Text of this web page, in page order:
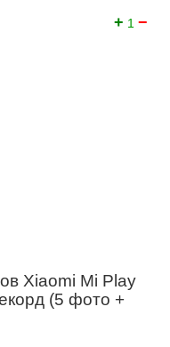
+ 1 −
Xiaomi Mi Play
(5 фото +